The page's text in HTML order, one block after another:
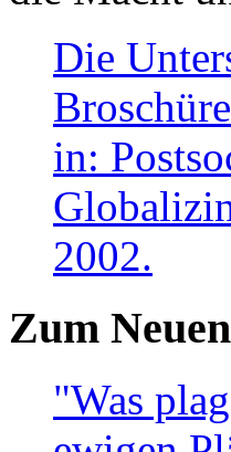
Die
in:
2002.
Zum
"Was